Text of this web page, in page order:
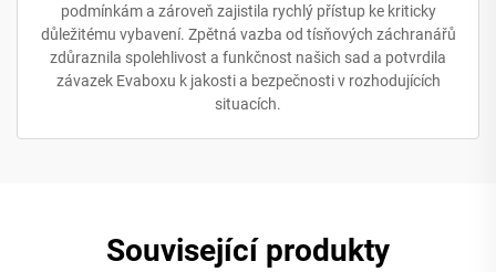
podmínkám a zároveň zajistila rychlý přístup ke kriticky
důležitému vybavení. Zpětná vazba od tísňových záchranářů
zdůraznila spolehlivost a funkčnost našich sad a potvrdila
závazek Evaboxu k jakosti a bezpečnosti v rozhodujících
situacích.
Související produkty